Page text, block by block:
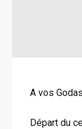
A vos
Départ du